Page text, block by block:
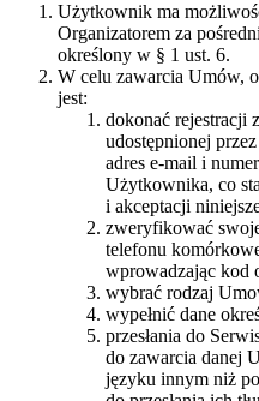
Użytkownik ma
Organizatorem za
określony w § 1 ust. 6.
W celu zawarcia Umów,
jest:
dokonać rejestracji
udostępnionej
adres e-mail i
Użytkownika, co
i akceptacji
zweryfikować
telefonu
wprowadzając kod
wybrać rodzaj
wypełnić dane
przesłania do
do zawarcia danej
języku innym niż